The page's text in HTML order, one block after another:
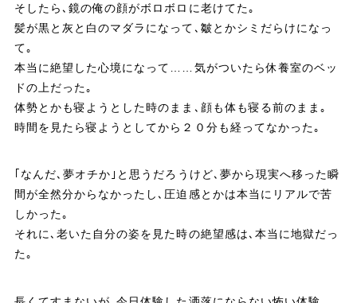
そしたら､鏡の俺の顔がボロボロに老けてた｡
髪が黒と灰と白のマダラになって､皺とかシミだらけになっ
て｡
本当に絶望した心境になって……気がついたら休養室のベッ
ドの上だった｡
体勢とかも寝ようとした時のまま､顔も体も寝る前のまま｡
時間を見たら寝ようとしてから２０分も経ってなかった｡
｢なんだ､夢オチか｣と思うだろうけど､夢から現実へ移った瞬
間が全然分からなかったし､圧迫感とかは本当にリアルで苦
しかった｡
それに､老いた自分の姿を見た時の絶望感は､本当に地獄だっ
た｡